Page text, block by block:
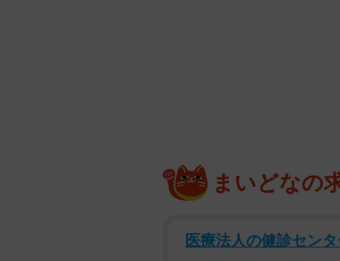
まいどなの
医療法人の健診セン